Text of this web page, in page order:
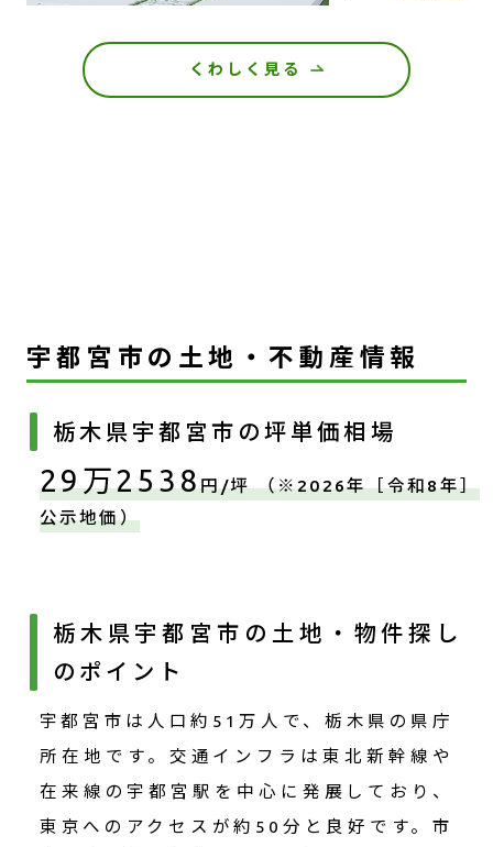
くわしく見る
宇都宮市の土地・不動産情報
栃木県宇都宮市の坪単価相場
29万2538円/坪 （※2026年［令和8年］
公示地価）
栃木県宇都宮市の土地・物件探し
のポイント
宇都宮市は人口約51万人で、栃木県の県庁
所在地です。交通インフラは東北新幹線や
在来線の宇都宮駅を中心に発展しており、
東京へのアクセスが約50分と良好です。市